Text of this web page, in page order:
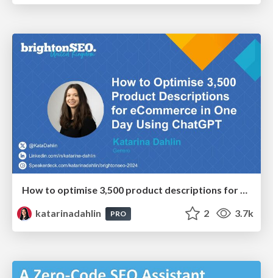
How to optimise 3,500 product descriptions for ecommerce in one day using ChatGPT
katarinadahlin
PRO 2 3.7k